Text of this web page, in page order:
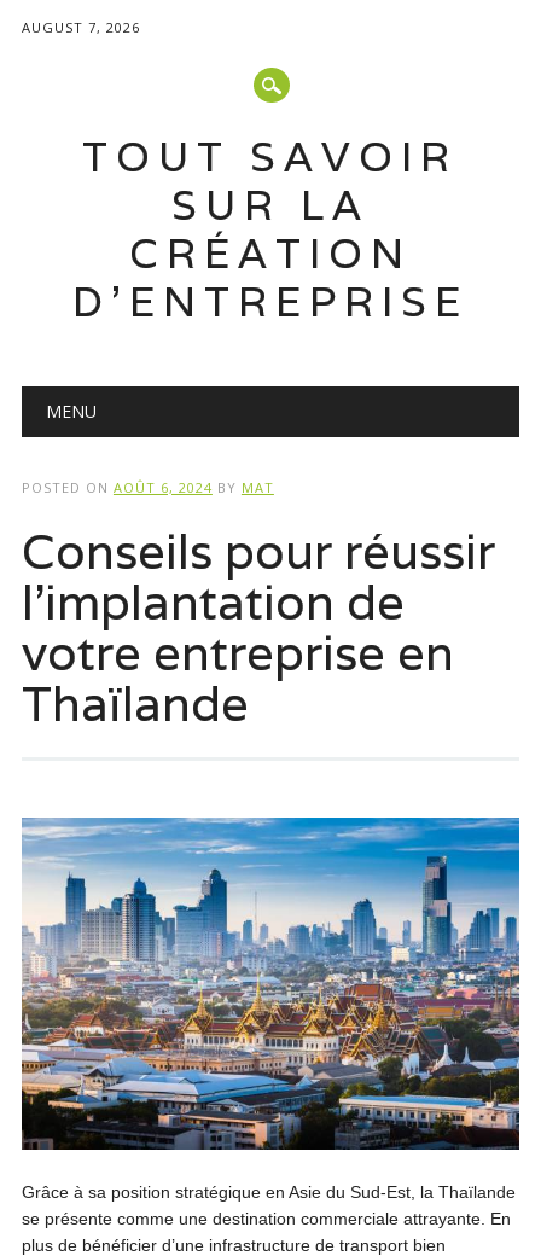
AUGUST 7, 2026
TOUT SAVOIR
SUR LA
CRÉATION
D'ENTREPRISE
Main menu
MENU
POSTED ON AOÛT 6, 2024 BY MAT
Conseils pour réussir
l’implantation de
votre entreprise en
Thaïlande
Grâce à sa position stratégique en Asie du Sud-Est, la Thaïlande
se présente comme une destination commerciale attrayante. En
plus de bénéficier d’une infrastructure de transport bien